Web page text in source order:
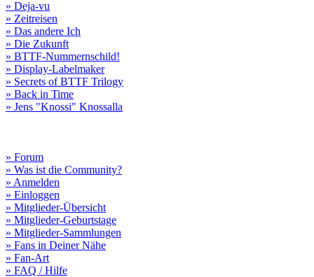
» Deja-vu
» Zeitreisen
» Das andere Ich
» Die Zukunft
» BTTF-Nummernschild!
» Display-Labelmaker
» Secrets of BTTF Trilogy
» Back in Time
» Jens "Knossi" Knossalla
» Forum
» Was ist die Community?
» Anmelden
» Einloggen
» Mitglieder-Übersicht
» Mitglieder-Geburtstage
» Mitglieder-Sammlungen
» Fans in Deiner Nähe
» Fan-Art
» FAQ / Hilfe